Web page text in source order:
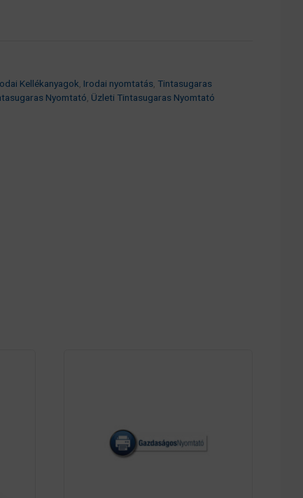
Kellékanyagok, Irodai nyomtatás, Tintasugaras
Nyomtató, Üzleti Tintasugaras Nyomtató